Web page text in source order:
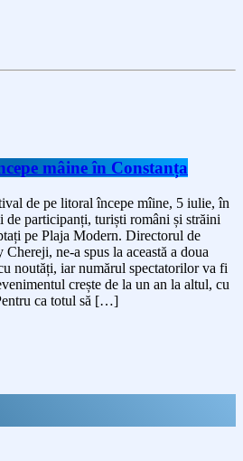
mâine în Constanța
de pe litoral începe mîine, 5 iulie, în
de participanți, turiști români și străini
pe Plaja Modern. Directorul de
ne-a spus la această a doua
noutăți, iar numărul spectatorilor va fi
crește de la un an la altul, cu
ca totul să […]